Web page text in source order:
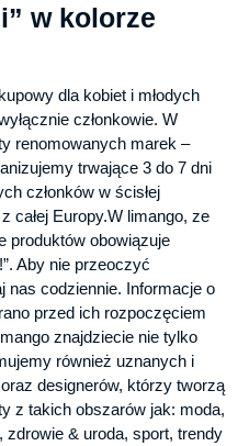
w kolorze
dla kobiet i młodych
członkowie. W
renomowanych marek –
trwające 3 do 7 dni
członków w ścisłej
całej Europy.W limango, ze
produktów obowiązuje
Aby nie przeoczyć
nas codziennie. Informacje o
przed ich rozpoczęciem
znajdziecie nie tylko
również uznanych i
designerów, którzy tworzą
z takich obszarów jak: moda,
& uroda, sport, trendy